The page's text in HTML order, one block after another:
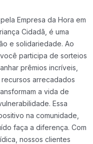
Empresa da Hora em
Cidadã, é uma
e solidariedade. Ao
participa de sorteios
prêmios incríveis,
arrecadados
a vida de
Essa
na comunidade,
faça a diferença. Com
nossos clientes